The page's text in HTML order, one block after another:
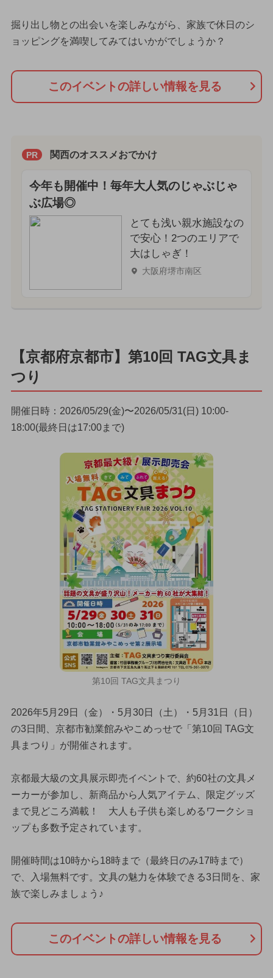
掘り出し物との出会いを楽しみながら、家族で休日のシ
ョッピングを満喫してみてはいかがでしょうか？
このイベントの詳しい情報を見る
PR 関西のオススメおでかけ
今年も開催中！毎年大人気のじゃぶじゃ
ぶ広場◎
とても浅い親水施設なの
で安心！2つのエリアで
大はしゃぎ！
大阪府堺市南区
【京都府京都市】第10回 TAG文具ま
つり
開催日時：2026/05/29(金)〜2026/05/31(日) 10:00-
18:00(最終日は17:00まで)
第10回 TAG文具まつり
2026年5月29日（金）・5月30日（土）・5月31日（日）
の3日間、京都市勧業館みやこめっせで「第10回 TAG文
具まつり」が開催されます。
京都最大級の文具展示即売イベントで、約60社の文具メ
ーカーが参加し、新商品から人気アイテム、限定グッズ
まで見どころ満載！ 大人も子供も楽しめるワークショ
ップも多数予定されています。
開催時間は10時から18時まで（最終日のみ17時まで）
で、入場無料です。文具の魅力を体験できる3日間を、家
族で楽しみましょう♪
このイベントの詳しい情報を見る